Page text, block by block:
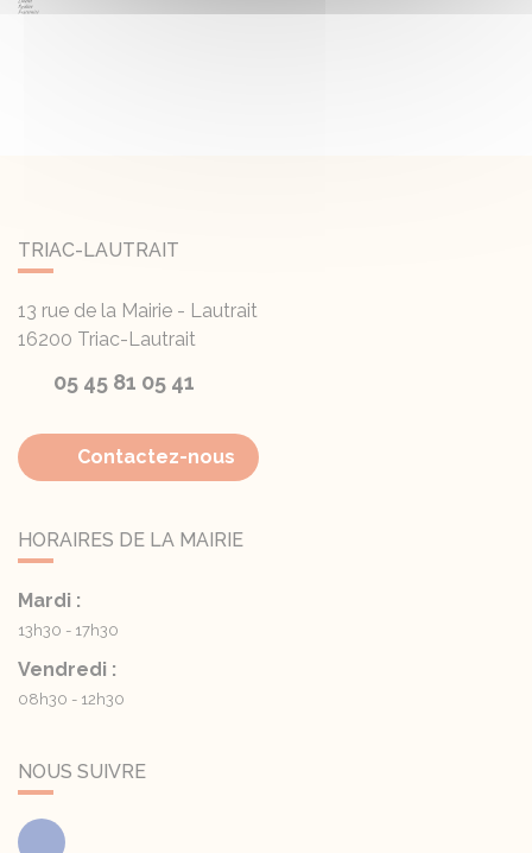
TRIAC-LAUTRAIT
13 rue de la Mairie - Lautrait
16200 Triac-Lautrait
05 45 81 05 41
Contactez-nous
HORAIRES DE LA MAIRIE
Mardi :
13h30 - 17h30
Vendredi :
08h30 - 12h30
NOUS SUIVRE